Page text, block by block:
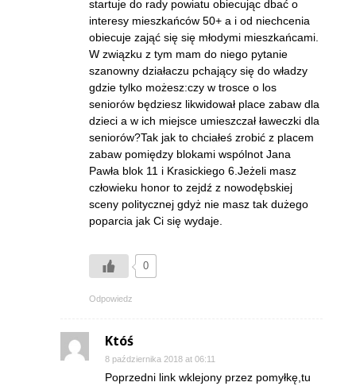
startuje do rady powiatu obiecując dbać o
interesy mieszkańców 50+ a i od niechcenia
obiecuje zająć się się młodymi mieszkańcami.
W związku z tym mam do niego pytanie
szanowny działaczu pchający się do władzy
gdzie tylko możesz:czy w trosce o los
seniorów będziesz likwidował place zabaw dla
dzieci a w ich miejsce umieszczał ławeczki dla
seniorów?Tak jak to chciałeś zrobić z placem
zabaw pomiędzy blokami wspólnot Jana
Pawła blok 11 i Krasickiego 6.Jeżeli masz
człowieku honor to zejdź z nowodębskiej
sceny politycznej gdyż nie masz tak dużego
poparcia jak Ci się wydaje.
0
Odpowiedz
Któś
8 października 2018 at 06:11
Poprzedni link wklejony przez pomyłkę,tu